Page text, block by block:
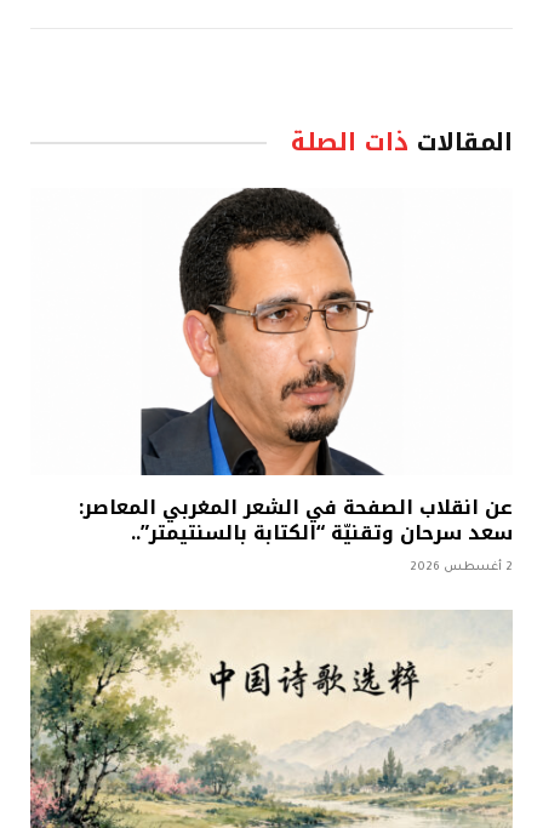
المقالات ذات الصلة
عن انقلاب الصفحة في الشعر المغربي المعاصر:
سعد سرحان وتقنيّة “الكتابة بالسنتيمتر”..
2 أغسطس 2026